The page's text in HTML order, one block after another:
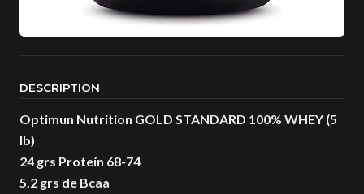
DESCRIPTION
Optimun Nutrition GOLD STANDARD 100% WHEY (5
lb)
24 grs Proteín 68-74
5,2 grs de Bcaa